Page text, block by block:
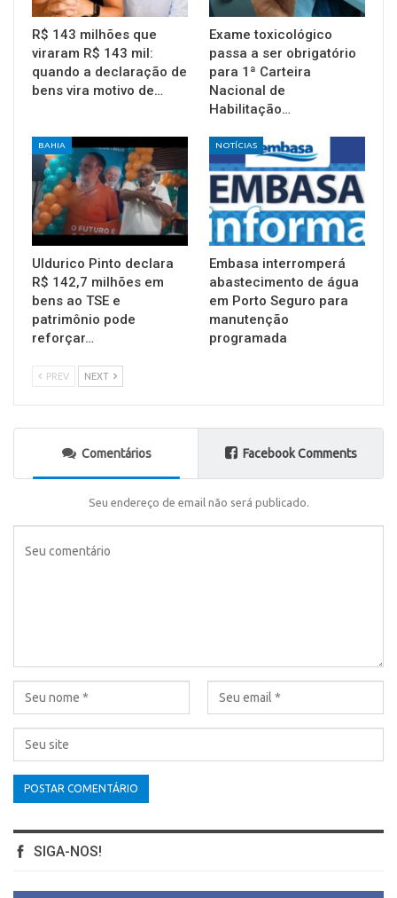
R$ 143 milhões que
viraram R$ 143 mil:
quando a declaração de
bens vira motivo de…
Exame toxicológico
passa a ser obrigatório
para 1ª Carteira
Nacional de
Habilitação…
BAHIA
Uldurico Pinto declara
R$ 142,7 milhões em
bens ao TSE e
patrimônio pode
reforçar…
NOTÍCIAS
Embasa interromperá
abastecimento de água
em Porto Seguro para
manutenção
programada
PREV NEXT
Comentários Facebook Comments
Seu endereço de email não será publicado.
SIGA-NOS!